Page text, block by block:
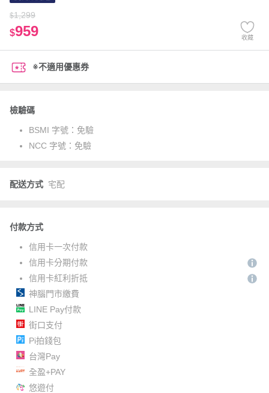
$1,299
$959 收藏
※不適用優惠券
檢驗碼
BSMI 字號： 免驗
NCC 字號： 免驗
配送方式 宅配
付款方式
信用卡一次付款
信用卡分期付款
信用卡紅利折抵
神腦門市繳費
LINE Pay付款
街口支付
Pi拍錢包
台灣Pay
全盈+PAY
悠遊付